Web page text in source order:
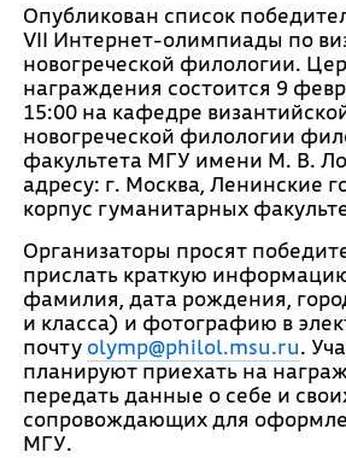
Опубликован список
VII Интернет-олимпиады по
новогреческой филологии.
награждения состоится 9
15:00 на кафедре
новогреческой филологии
факультета МГУ имени М. В.
адресу: г. Москва, Ленинские
корпус гуманитарных
Организаторы просят
прислать краткую
фамилия, дата рождения,
и класса) и фотографию в
почту olymp@philol.msu.ru.
планируют приехать на
передать данные о себе и
сопровождающих для
МГУ.